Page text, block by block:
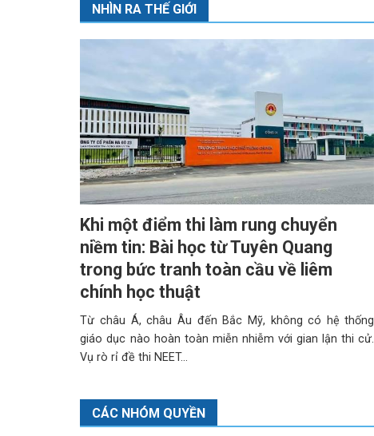
NHÌN RA THẾ GIỚI
Khi một điểm thi làm rung chuyển
niềm tin: Bài học từ Tuyên Quang
trong bức tranh toàn cầu về liêm
chính học thuật
Từ châu Á, châu Âu đến Bắc Mỹ, không có hệ thống
giáo dục nào hoàn toàn miễn nhiễm với gian lận thi cử.
Vụ rò rỉ đề thi NEET...
CÁC NHÓM QUYỀN